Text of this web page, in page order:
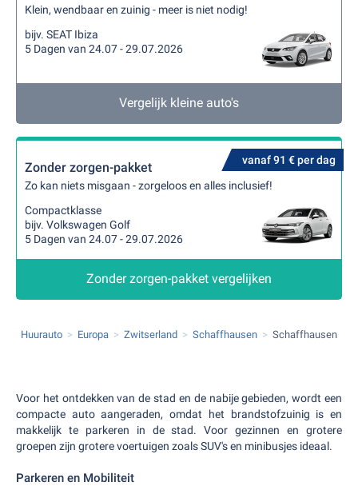
Klein, wendbaar en zuinig - meer is niet nodig!
bijv. SEAT Ibiza
5 Dagen van 24.07 - 29.07.2026
Vergelijk kleine auto's
vanaf 91 € per dag
Zonder zorgen-pakket
Zo kan niets misgaan - zorgeloos en alles inclusief!
Compactklasse
bijv. Volkswagen Golf
5 Dagen van 24.07 - 29.07.2026
Zonder zorgen-pakket vergelijken
Huurauto Europa Zwitserland Schaffhausen Schaffhausen
Voor het ontdekken van de stad en de nabije gebieden, wordt een
compacte auto aangeraden, omdat het brandstofzuinig is en
makkelijk te parkeren in de stad. Voor gezinnen en grotere
groepen zijn grotere voertuigen zoals SUV's en minibusjes ideaal.
Parkeren en Mobiliteit